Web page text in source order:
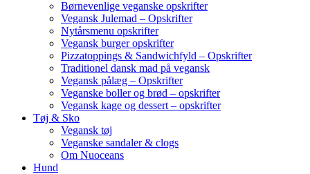
Børnevenlige veganske opskrifter
Vegansk Julemad – Opskrifter
Nytårsmenu opskrifter
Vegansk burger opskrifter
Pizzatoppings & Sandwichfyld – Opskrifter
Traditionel dansk mad på vegansk
Vegansk pålæg – Opskrifter
Veganske boller og brød – opskrifter
Vegansk kage og dessert – opskrifter
Tøj & Sko
Vegansk tøj
Veganske sandaler & clogs
Om Nuoceans
Hund